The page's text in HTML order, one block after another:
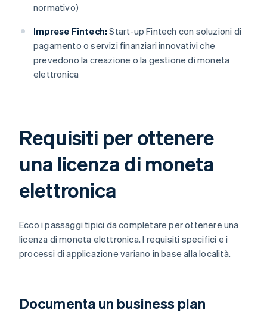
normativo)
Imprese Fintech: Start-up Fintech con soluzioni di
pagamento o servizi finanziari innovativi che
prevedono la creazione o la gestione di moneta
elettronica
Requisiti per ottenere
una licenza di moneta
elettronica
Ecco i passaggi tipici da completare per ottenere una
licenza di moneta elettronica. I requisiti specifici e i
processi di applicazione variano in base alla località.
Documenta un business plan